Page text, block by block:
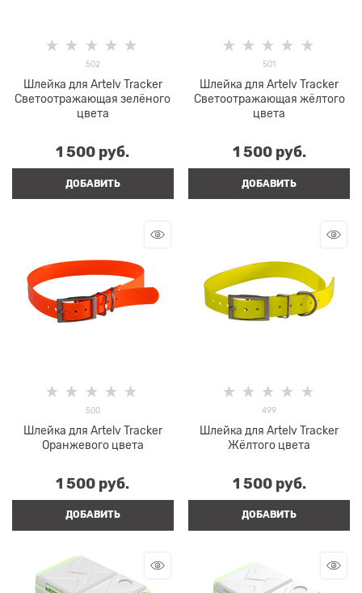
502
Шлейка для Artelv Tracker
Светоотражающая зелёного
цвета
1 500 руб.
ДОБАВИТЬ
501
Шлейка для Artelv Tracker
Светоотражающая жёлтого
цвета
1 500 руб.
ДОБАВИТЬ
500
Шлейка для Artelv Tracker
Оранжевого цвета
1 500 руб.
ДОБАВИТЬ
499
Шлейка для Artelv Tracker
Жёлтого цвета
1 500 руб.
ДОБАВИТЬ